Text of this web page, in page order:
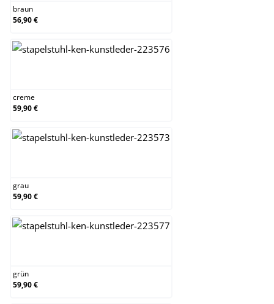
braun
56,90 €
creme
59,90 €
grau
59,90 €
grün
59,90 €